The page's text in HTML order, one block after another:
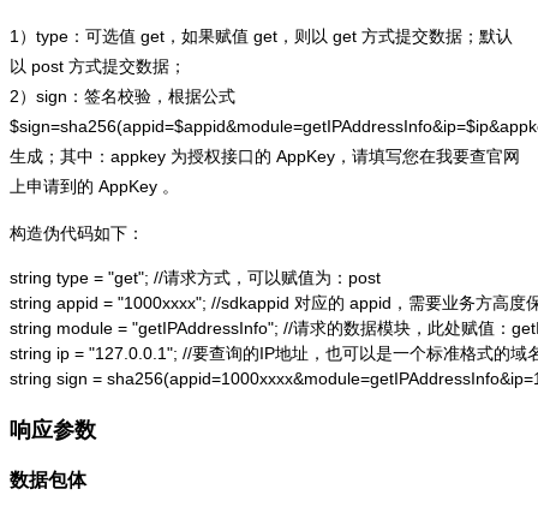
1）type：可选值 get，如果赋值 get，则以 get 方式提交数据；默认
以 post 方式提交数据；
2）sign：签名校验，根据公式
生成；其中：appkey 为授权接口的 AppKey，请填写您在我要查官网
上申请到的 AppKey 。
构造伪代码如下：
string type = "get"; //请求方式，可以赋值为：post
string appid = "1000xxxx"; //sdkappid 对应的 appid，需要业务方高度
string module = "getIPAddressInfo"; //请求的数据模块，此处赋值：
string ip = "127.0.0.1"; //要查询的IP地址，也可以是一个标准格式的域
string sign =
响应参数
数据包体